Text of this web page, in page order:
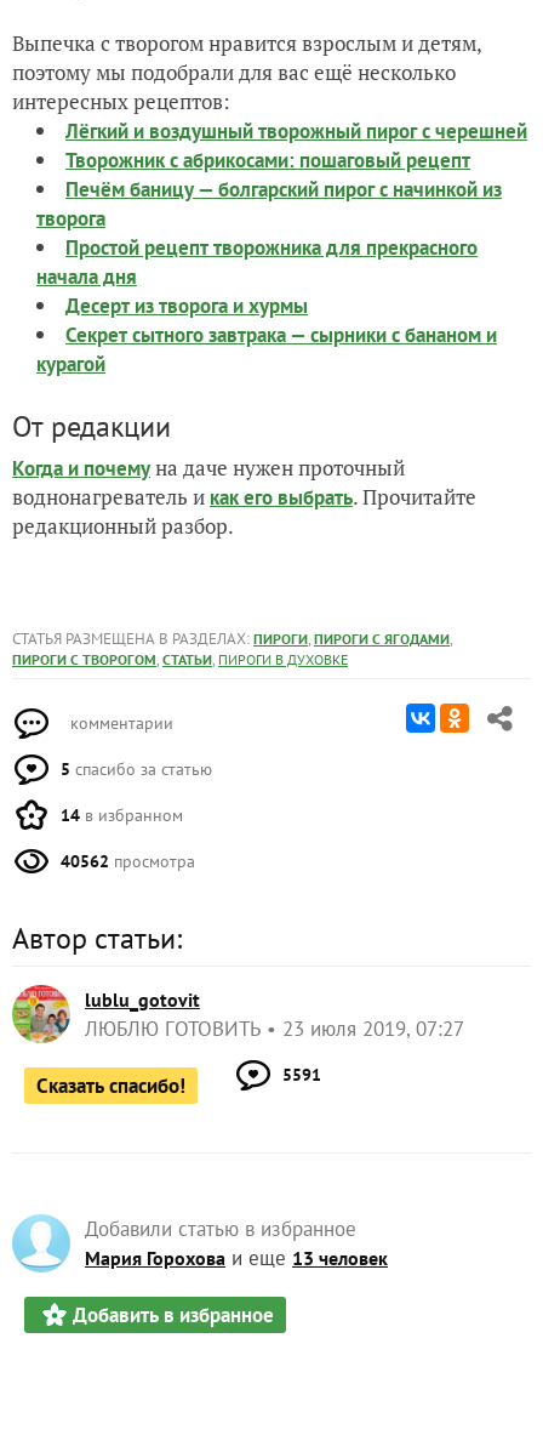
Выпечка с творогом нравится взрослым и детям,
поэтому мы подобрали для вас ещё несколько
интересных рецептов:
Лёгкий и воздушный творожный пирог с черешней
Творожник с абрикосами: пошаговый рецепт
Печём баницу — болгарский пирог с начинкой из
творога
Простой рецепт творожника для прекрасного
начала дня
Десерт из творога и хурмы
Секрет сытного завтрака — сырники с бананом и
курагой
От редакции
Когда и почемуна даче нужен проточный
воднонагреватель и как его выбрать. Прочитайте
редакционный разбор.
СТАТЬЯ РАЗМЕЩЕНА В РАЗДЕЛАХ: ПИРОГИ, ПИРОГИ С ЯГОДАМИ,
ПИРОГИ С ТВОРОГОМ, СТАТЬИ, ПИРОГИ В ДУХОВКЕ
комментарии
5 спасибо за статью
14 в избранном
40562 просмотра
Автор статьи:
lublu_gotovit
ЛЮБЛЮ ГОТОВИТЬ 23 июля 2019, 07:27
Сказать спасибо! 5591
Добавили статью в избранное
Мария Горохова и еще 13 человек
Добавить в избранное